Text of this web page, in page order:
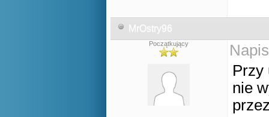
MrOstry96
Początkujący
Przy
nie